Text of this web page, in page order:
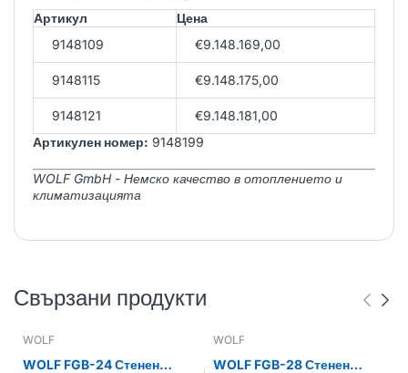
Артикул
Цена
9148109
€9.148.169,00
9148115 €9.148.175,00
9148121
€9.148.181,00
Артикулен номер: 9148199
WOLF GmbH - Немско качество в отоплението и
климатизацията
Свързани продукти
WOLF
WOLF FGB-24 Стенен
WOLF
WOLF FGB-28 Стенен